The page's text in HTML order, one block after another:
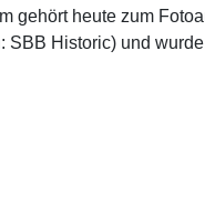
gehört heute zum
SBB Historic) und